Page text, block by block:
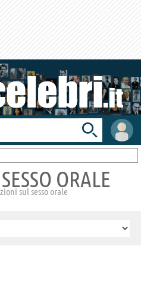
User
area
Toggle
search
bar
ORALE
sul sesso orale